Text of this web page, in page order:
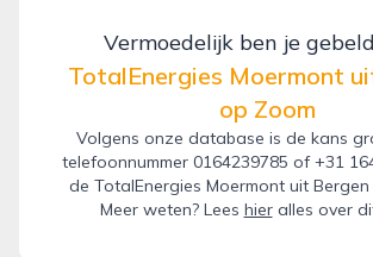
Vermoedelijk ben je
TotalEnergies Moermont
op Zoom
Volgens onze database is de kans
telefoonnummer 0164239785 of +31
de TotalEnergies Moermont uit
Meer weten? Lees hieralles over